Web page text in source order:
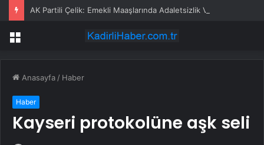
Menü
Anasayfa / Haber
Haber
Kayseri protokolüne aşk seli